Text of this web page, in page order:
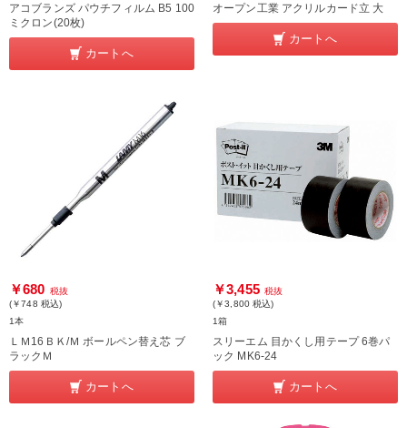
アコブランズ パウチフィルム B5 100
ミクロン(20枚)
カートへ
オープン工業 アクリルカード立 大
カートへ
￥680 税抜
(￥748 税込)
1本
ＬＭ16ＢＫ/Ｍ ボールペン替え芯 ブ
ラックＭ
カートへ
￥3,455 税抜
(￥3,800 税込)
1箱
スリーエム 目かくし用テープ 6巻パ
ック MK6-24
カートへ